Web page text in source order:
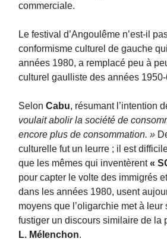
commerciale.
Le festival d’Angoulême n’est-il
conformisme culturel de gauche
années 1980, a remplacé peu à
culturel gaulliste des années
Selon Cabu, résumant l’intention
voulait abolir la société de
encore plus de consommation. »
culturelle fut un leurre ; il est
que les mêmes qui inventèrent«
pour capter le volte des immigrés
dans les années 1980, usent
moyens que l’oligarchie met à leur
fustiger un discours similaire de la
L. Mélenchon.